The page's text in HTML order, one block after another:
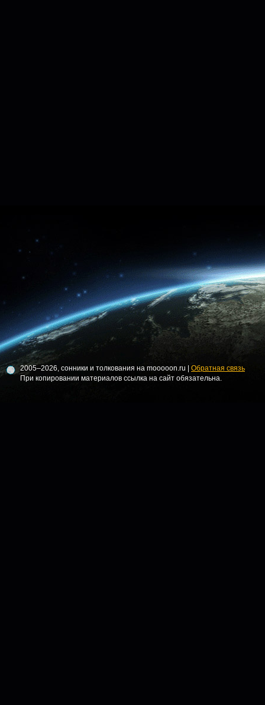
2005–2026, сонники и толкования на mooooon.ru | Обратная связь
При копировании материалов ссылка на сайт обязательна.